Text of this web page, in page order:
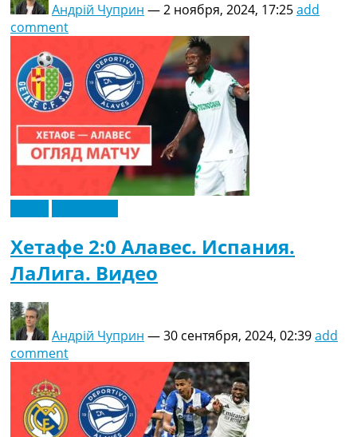
Андрій Чуприн —2 ноября, 2024, 17:25add
comment
Хетафе 2:0 Алавес. Испания.
ЛаЛига. Видео
Андрій Чуприн —30 сентября, 2024, 02:39add
comment